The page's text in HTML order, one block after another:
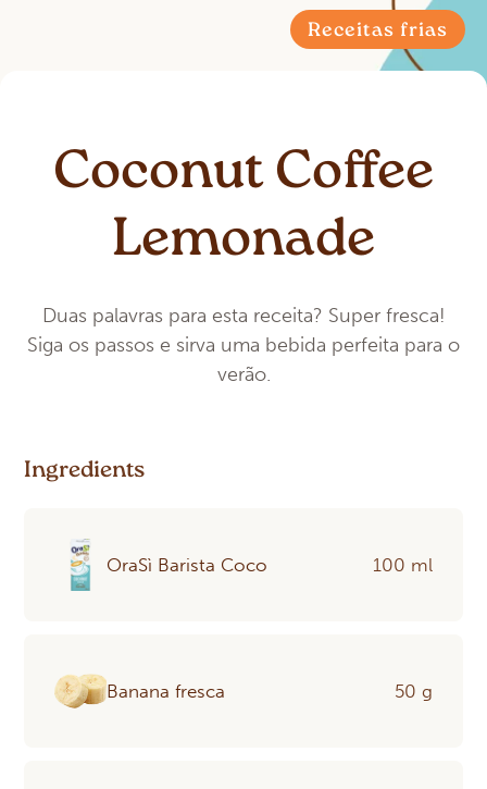
Receitas frias
Coconut Coffee
Lemonade
Duas palavras para esta receita? Super fresca!
Siga os passos e sirva uma bebida perfeita para o
verão.
Ingredients
OraSì Barista Coco 100 ml
Banana fresca 50 g